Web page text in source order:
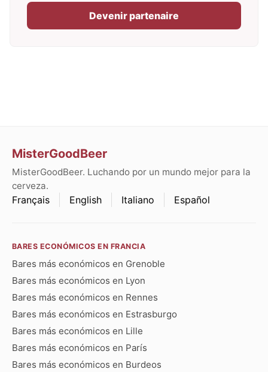
Devenir partenaire
MisterGoodBeer
MisterGoodBeer. Luchando por un mundo mejor para la
cerveza.
Français English Italiano Español
BARES ECONÓMICOS EN FRANCIA
Bares más económicos en Grenoble
Bares más económicos en Lyon
Bares más económicos en Rennes
Bares más económicos en Estrasburgo
Bares más económicos en Lille
Bares más económicos en París
Bares más económicos en Burdeos